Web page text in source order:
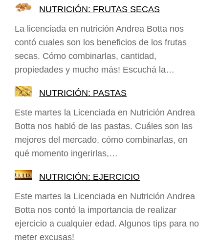
NUTRICIÓN: FRUTAS SECAS
La licenciada en nutrición Andrea Botta nos
contó cuales son los beneficios de los frutas
secas. Cómo combinarlas, cantidad,
propiedades y mucho más! Escuchá la…
NUTRICIÓN: PASTAS
Este martes la Licenciada en Nutrición Andrea
Botta nos habló de las pastas. Cuáles son las
mejores del mercado, cómo combinarlas, en
qué momento ingerirlas,…
NUTRICIÓN: EJERCICIO
Este martes la Licenciada en Nutrición Andrea
Botta nos contó la importancia de realizar
ejercicio a cualquier edad. Algunos tips para no
meter excusas!